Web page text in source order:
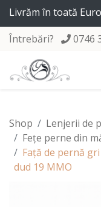
Livrăm în toată
Întrebări? 0746
Shop
Lenjerii de
Fețe perne din
Față de pernă
dud 19 MMO